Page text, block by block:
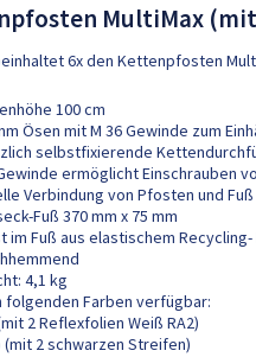
MultiMax
6x den Kettenpfosten
100 cm
Ösen mit M 36 Gewinde zum
selbstfixierende
ermöglicht Einschrauben
Verbindung von Pfosten und
Fuß 370 mm x 75 mm
im Fuß aus elastischem
4,1 kg
folgenden Farben verfügbar:
2 Reflexfolien Weiß RA2)
(mit 2 schwarzen Streifen)